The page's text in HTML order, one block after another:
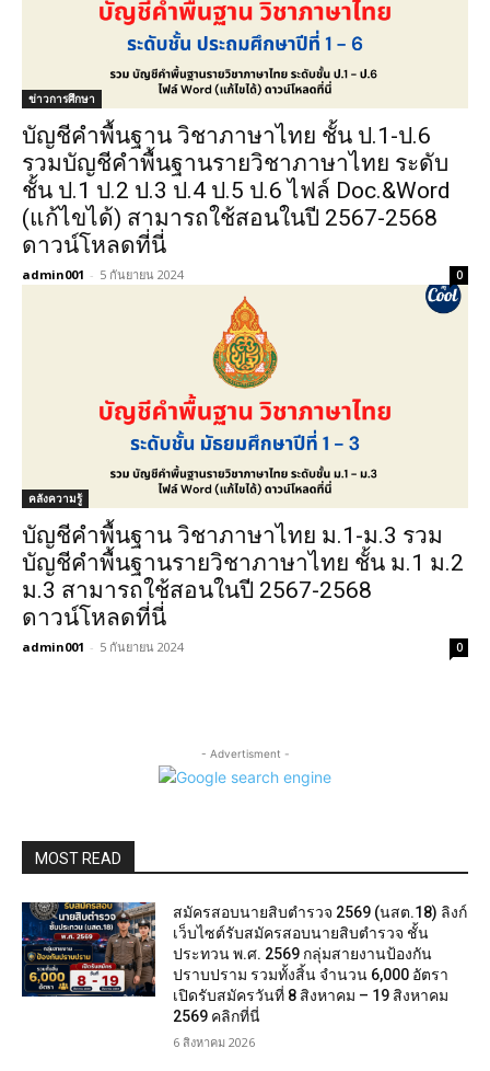
ข่าวการศึกษา
บัญชีคำพื้นฐาน วิชาภาษาไทย ชั้น ป.1-ป.6
รวมบัญชีคำพื้นฐานรายวิชาภาษาไทย ระดับ
ชั้น ป.1 ป.2 ป.3 ป.4 ป.5 ป.6 ไฟล์ Doc.&Word
(แก้ไขได้) สามารถใช้สอนในปี 2567-2568
ดาวน์โหลดที่นี่
admin001 - 5 กันยายน 2024 0
คลังความรู้
บัญชีคำพื้นฐาน วิชาภาษาไทย ม.1-ม.3 รวม
บัญชีคำพื้นฐานรายวิชาภาษาไทย ชั้น ม.1 ม.2
ม.3 สามารถใช้สอนในปี 2567-2568
ดาวน์โหลดที่นี่
admin001 - 5 กันยายน 2024 0
- Advertisment -
MOST READ
สมัครสอบนายสิบตำรวจ 2569 (นสต.18) ลิงก์
เว็บไซต์รับสมัครสอบนายสิบตำรวจ ชั้น
ประทวน พ.ศ. 2569 กลุ่มสายงานป้องกัน
ปราบปราม รวมทั้งสิ้น จำนวน 6,000 อัตรา
เปิดรับสมัครวันที่ 8 สิงหาคม – 19 สิงหาคม
2569 คลิกที่นี่
6 สิงหาคม 2026